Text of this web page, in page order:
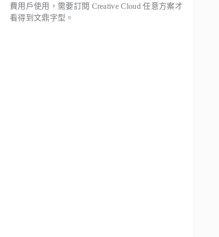
費用戶使用，需要訂閱 Creative Cloud 任意方案才
看得到文鼎字型。